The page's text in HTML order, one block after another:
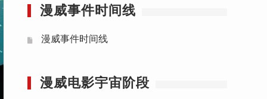
漫威事件时间线
漫威事件时间线
漫威电影宇宙阶段